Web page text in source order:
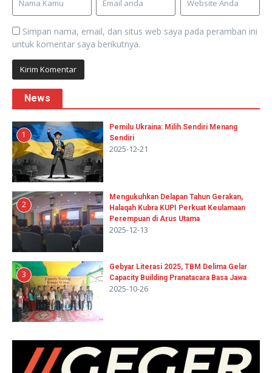
Simpan nama, email, dan situs web saya pada peramban ini
untuk komentar saya berikutnya.
News
1
Pemilu Ukraina: Milih Sendiri Menang
Sendiri
2025-12-21
2
Mengukuhkan Delapan Tahun Gerakan,
Halaqah Kubra KUPI Perkuat Keulamaan
Perempuan di Arus Utama
2025-12-13
3
Gebyar Literasi 2025, TBM Delima Gelar
Capacity Building Pranatacara Basa Jawa
2025-10-26